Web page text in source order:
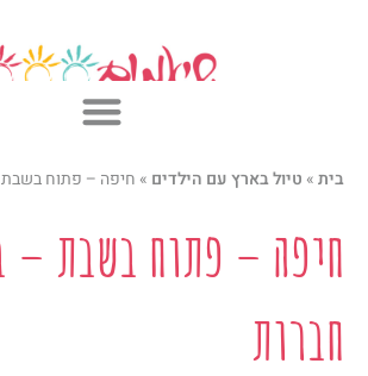
בית» טיול בארץ עם הילדים » חיפה – פתוח
חיפה – פתוח בשבת –
חברות